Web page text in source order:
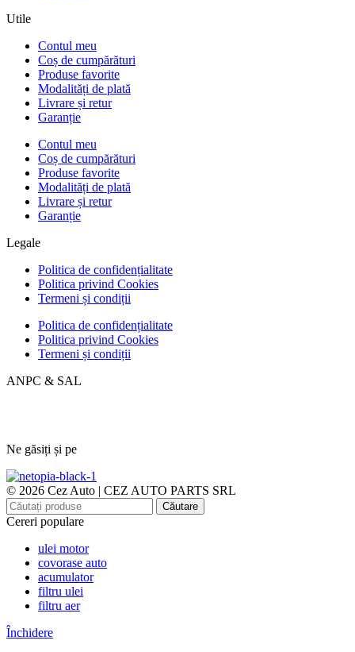
Utile
Contul meu
Coș de cumpărături
Produse favorite
Modalități de plată
Livrare și retur
Garanție
Contul meu
Coș de cumpărături
Produse favorite
Modalități de plată
Livrare și retur
Garanție
Legale
Politica de confidențialitate
Politica privind Cookies
Termeni și condiții
Politica de confidențialitate
Politica privind Cookies
Termeni și condiții
ANPC & SAL
Ne găsiți și pe
© 2026 Cez Auto | CEZ AUTO PARTS SRL
Căutare
Cereri populare
ulei motor
covorase auto
acumulator
filtru ulei
filtru aer
Închidere